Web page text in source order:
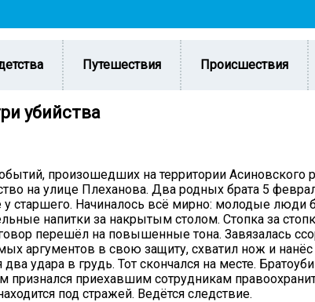
Путешествия Происшествия
убийства
произошедших на территории Асиновского
на улице Плеханова. Два родных брата 5
у старшего. Начиналось всё мирно: молодые люди
напитки за накрытым столом. Стопка за
перешёл на повышенные тона. Завязалась
аргументов в свою защиту, схватил нож и
удара в грудь. Тот скончался на месте.
признался приехавшим сотрудникам
под стражей. Ведётся следствие.